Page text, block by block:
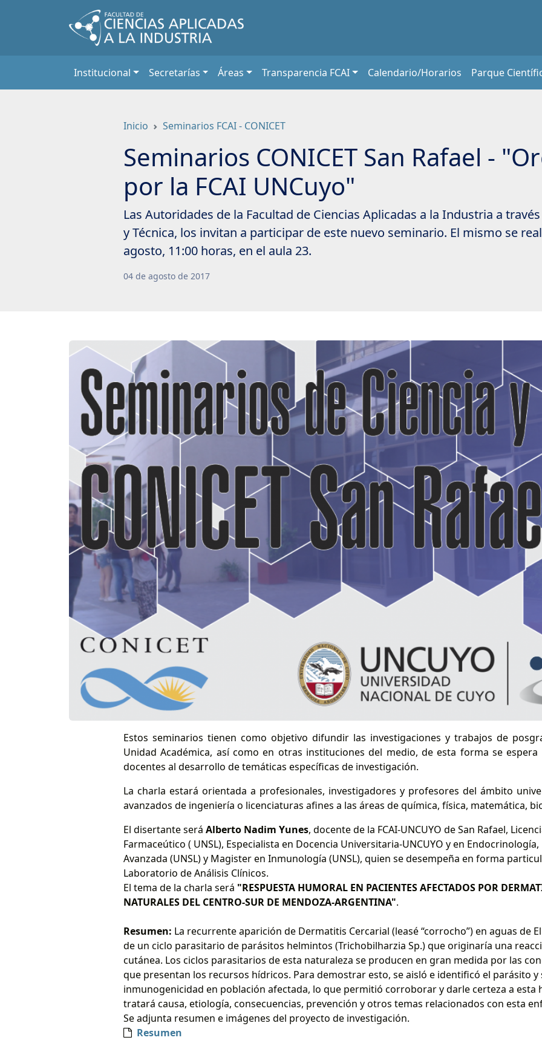
Institucional
Secretarías Áreas Transparencia FCAI Calendario/Horarios Parque
Inicio Seminarios FCAI - CONICET
Seminarios CONICET San Rafael -
por la FCAI UNCuyo"
Las Autoridades de la Facultad de Ciencias Aplicadas a la Industria a
y Técnica, los invitan a participar de este nuevo seminario. El mismo se
agosto, 11:00 horas, en el aula 23.
04 de agosto de 2017
Estos seminarios tienen como objetivo difundir las investigaciones y trabajos de
Unidad Académica, así como en otras instituciones del medio, de esta forma se
docentes al desarrollo de temáticas específicas de investigación.
La charla estará orientada a profesionales, investigadores y profesores del ámbito
avanzados de ingeniería o licenciaturas afines a las áreas de química, física, matemática,
El disertante será Alberto Nadim Yunes, docente de la FCAI-UNCUYO de San Rafael,
Farmaceútico ( UNSL), Especialista en Docencia Universitaria-UNCUYO y en
Avanzada (UNSL) y Magister en Inmunología (UNSL), quien se desempeña en forma
Laboratorio de Análisis Clínicos.
El tema de la charla será "RESPUESTA HUMORAL EN PACIENTES AFECTADOS POR
NATURALES DEL CENTRO-SUR DE MENDOZA-ARGENTINA".
Resumen: La recurrente aparición de Dermatitis Cercarial (leasé “corrocho”) en aguas de
de un ciclo parasitario de parásitos helmintos (Trichobilharzia Sp.) que originaría una
cutánea. Los ciclos parasitarios de esta naturaleza se producen en gran medida por las
que presentan los recursos hídricos. Para demostrar esto, se aisló e identificó el parásito
inmunogenicidad en población afectada, lo que permitió corroborar y darle certeza a esta
tratará causa, etiología, consecuencias, prevención y otros temas relacionados con esta
Se adjunta resumen e imágenes del proyecto de investigación.
Resumen